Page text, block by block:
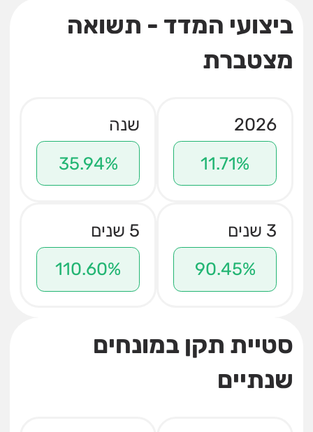
ביצועי המדד - תשואה
מצטברת
2026
11.71%
שנה
35.94%
3 שנים
90.45%
5 שנים
110.60%
סטיית תקן במונחים
שנתיים